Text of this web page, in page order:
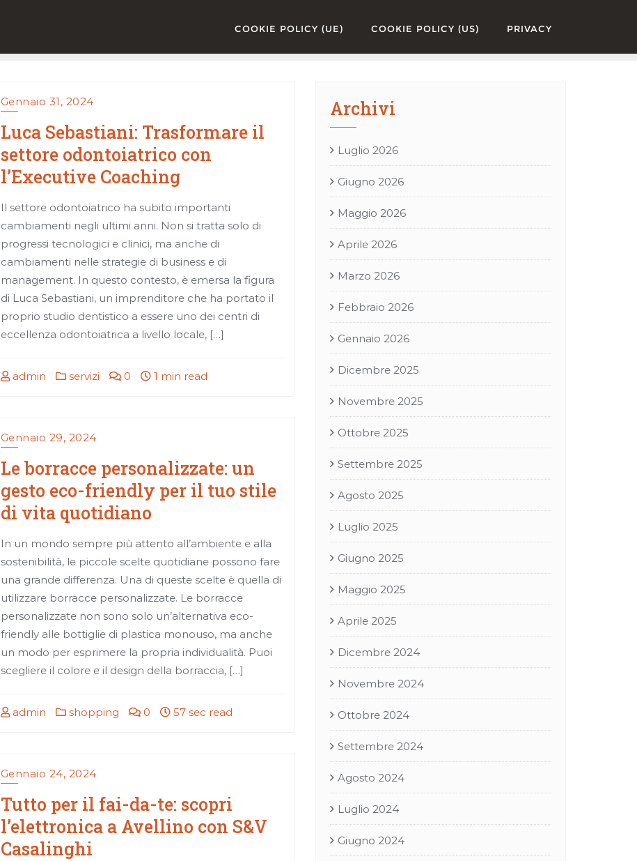
COOKIE POLICY (UE) COOKIE POLICY (US) PRIVACY
Gennaio 31, 2024
Luca Sebastiani: Trasformare il
settore odontoiatrico con
l’Executive Coaching
Il settore odontoiatrico ha subito importanti
cambiamenti negli ultimi anni. Non si tratta solo di
progressi tecnologici e clinici, ma anche di
cambiamenti nelle strategie di business e di
management. In questo contesto, è emersa la figura
di Luca Sebastiani, un imprenditore che ha portato il
proprio studio dentistico a essere uno dei centri di
eccellenza odontoiatrica a livello locale, […]
admin servizi 0 1 min read
Gennaio 29, 2024
Le borracce personalizzate: un
gesto eco-friendly per il tuo stile
di vita quotidiano
In un mondo sempre più attento all’ambiente e alla
sostenibilità, le piccole scelte quotidiane possono fare
una grande differenza. Una di queste scelte è quella di
utilizzare borracce personalizzate. Le borracce
personalizzate non sono solo un’alternativa eco-
friendly alle bottiglie di plastica monouso, ma anche
un modo per esprimere la propria individualità. Puoi
scegliere il colore e il design della borraccia, […]
admin shopping 0 57 sec read
Gennaio 24, 2024
Tutto per il fai-da-te: scopri
l’elettronica a Avellino con S&V
Casalinghi
Archivi
Luglio 2026
Giugno 2026
Maggio 2026
Aprile 2026
Marzo 2026
Febbraio 2026
Gennaio 2026
Dicembre 2025
Novembre 2025
Ottobre 2025
Settembre 2025
Agosto 2025
Luglio 2025
Giugno 2025
Maggio 2025
Aprile 2025
Dicembre 2024
Novembre 2024
Ottobre 2024
Settembre 2024
Agosto 2024
Luglio 2024
Giugno 2024